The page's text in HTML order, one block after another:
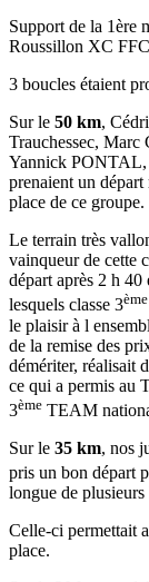
Support de la 1ère
Roussillon XC
3 boucles étaient
Sur le 50 km,
Trauchessec,
Yannick
prenaient un
place de ce groupe.
Le terrain très
vainqueur de cette
départ après 2 h 40
lesquels classe 3ème
le plaisir à l
de la remise des
démériter, réalisait
ce qui a permis au
3ème TEAM
Sur le 35 km, nos
pris un bon départ
longue de
Celle-ci permettait
place.